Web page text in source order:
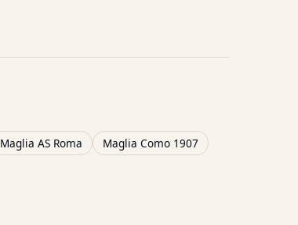
Maglia AS Roma
Maglia Como 1907